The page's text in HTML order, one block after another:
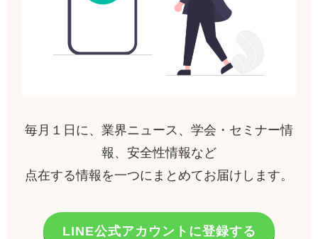
毎月１日に、業界ニュース、学会・セミナー情
報、安全性情報など
点在する情報を一つにまとめてお届けします。
LINE公式アカウントに登録する